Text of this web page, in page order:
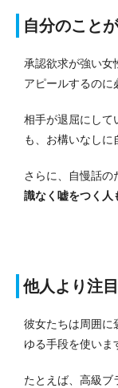
自分のこと
承認欲求が強い女
アピールするのに
相手が退屈にして
も、お構いなしに
さらに、自慢話の
識なく嘘をつく人
他人より注
彼女たちは周囲に
ゆる手段を使いま
たとえば、高級ブ